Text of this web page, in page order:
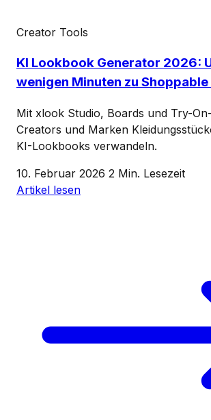
Creator Tools
KI Lookbook Generator 2026:
wenigen Minuten zu
Mit xlook Studio, Boards und Try-
Creators und Marken
KI-Lookbooks verwandeln.
10. Februar 2026 2 Min. Lesezeit
Artikel lesen